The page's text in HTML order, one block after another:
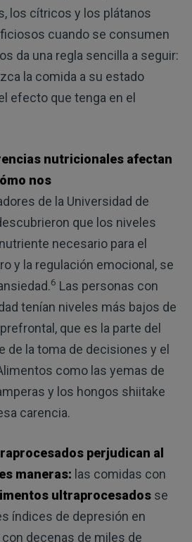
los cítricos y los plátanos
cuando se consumen
da una regla sencilla a seguir:
la comida a su estado
efecto que tenga en el
nutricionales afectan
nos
de la Universidad de
que los niveles
necesario para el
y la regulación emocional, se
6 Las personas con
tenían niveles más bajos de
que es la parte del
de la toma de decisiones y el
como las yemas de
y los hongos shiitake
carencia.
perjudican al
maneras: las comidas con
ultraprocesadosse
índices de depresión en
decenas de miles de